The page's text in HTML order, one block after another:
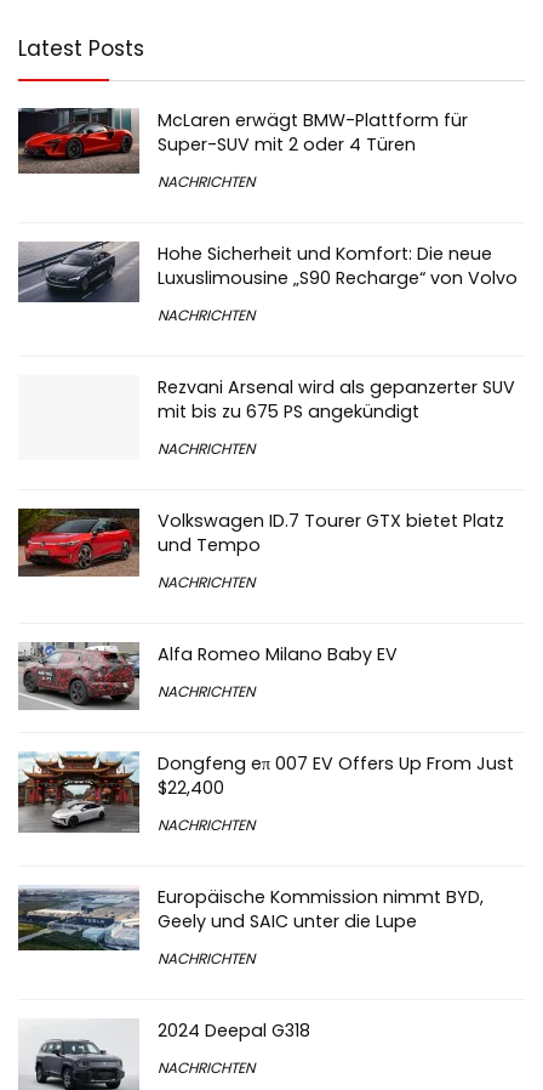
Latest Posts
McLaren erwägt BMW-Plattform für
Super-SUV mit 2 oder 4 Türen
NACHRICHTEN
Hohe Sicherheit und Komfort: Die neue
Luxuslimousine „S90 Recharge“ von Volvo
NACHRICHTEN
Rezvani Arsenal wird als gepanzerter SUV
mit bis zu 675 PS angekündigt
NACHRICHTEN
Volkswagen ID.7 Tourer GTX bietet Platz
und Tempo
NACHRICHTEN
Alfa Romeo Milano Baby EV
NACHRICHTEN
Dongfeng eπ 007 EV Offers Up From Just
$22,400
NACHRICHTEN
Europäische Kommission nimmt BYD,
Geely und SAIC unter die Lupe
NACHRICHTEN
2024 Deepal G318
NACHRICHTEN